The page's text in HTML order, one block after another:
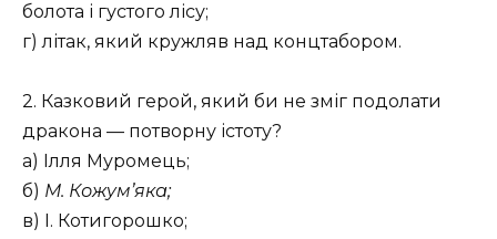
болота і густого лісу;
г) літак, який кружляв над концтабором.
2. Казковий герой, який би не зміг подолати
дракона — потворну істоту?
а) Ілля Муромець;
б) М. Кожум’яка;
в) І. Котигорошко;